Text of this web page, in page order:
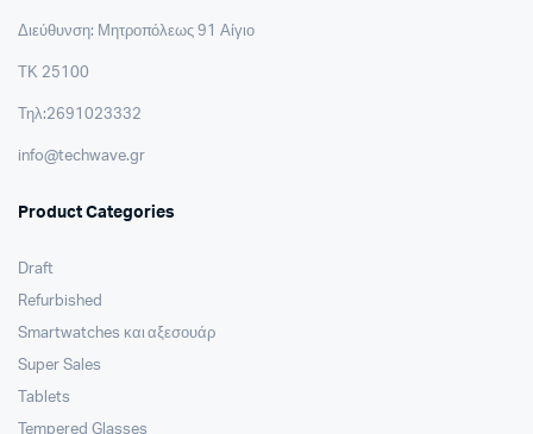
Διεύθυνση: Μητροπόλεως 91 Αίγιο
ΤΚ 25100
Τηλ:2691023332
info@techwave.gr
Product Categories
Draft
Refurbished
Smartwatches και αξεσουάρ
Super Sales
Tablets
Tempered Glasses